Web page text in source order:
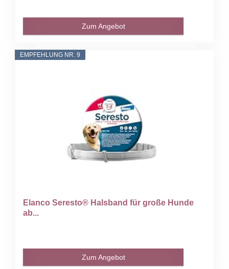
Zum Angebot
EMPFEHLUNG NR. 9
Elanco Seresto® Halsband für große Hunde
ab...
Zum Angebot